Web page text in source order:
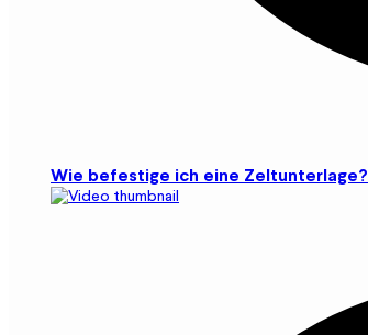
Wie befestige ich eine Zeltunterlage?